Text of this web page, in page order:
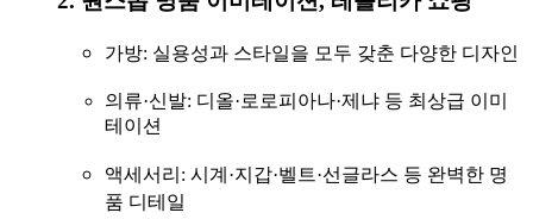
가방: 실용성과 스타일을 모두 갖춘 다양한 디자인
의류·신발: 디올·로로피아나·제냐 등 최상급 이미
테이션
액세서리 : 시계·지갑·벨트·선글라스 등 완벽한 명
품 디테일